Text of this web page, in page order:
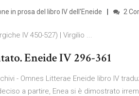
in prosa del libro IV dell'Eneide 2
IV 450-527) | Virgilio ...
Eneide IV 296-361
- Omnes Litterae Eneide libro IV
a partire, Enea si è dimostrato